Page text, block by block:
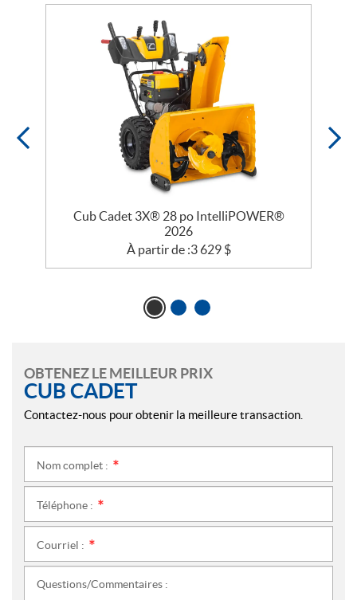
Cub Cadet 3X® 28 po IntelliPOWER®
2026
À partir de :3 629 $
OBTENEZ LE MEILLEUR PRIX
CUB CADET
Contactez-nous pour obtenir la meilleure transaction.
Nom complet :
Téléphone :
Courriel :
Questions/Commentaires :